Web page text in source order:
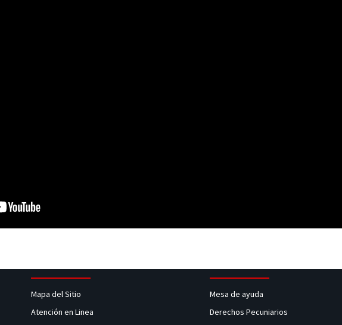
Mapa del Sitio
Atención en Linea
Mesa de ayuda
Derechos Pecuniarios